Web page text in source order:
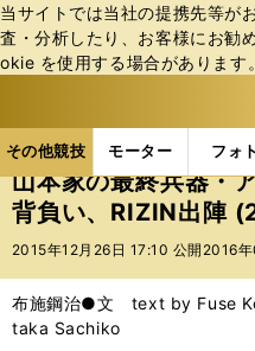
当サイトでは当社の提携先等が
査・分析したり、お客様にお勧
okie を使⽤する場合があります
その他競技 モーター フォト
ス
ポ
ル
バ
その他競技の記事一覧
山本家の最終兵器・
背負い、RIZIN出陣
2015年12月26日 17:10 公開 2016
布施鋼治●文 text by Fuse
taka Sachiko